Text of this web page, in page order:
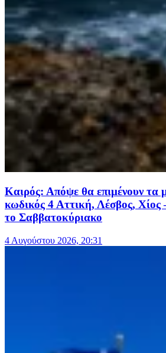
Καιρός: Απόψε θα επιμένουν τα
κωδικός 4 Αττική, Λέσβος, Χίος
το Σαββατοκύριακο
4 Αυγούστου 2026, 20:31